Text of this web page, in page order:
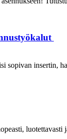
sopivan insertin,